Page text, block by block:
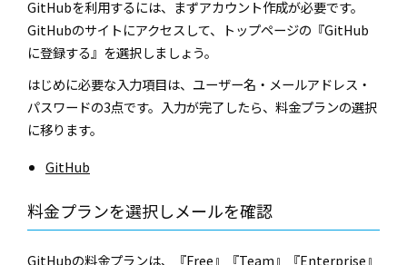
GitHubを利用するには、まずアカウント作成が必要です。
GitHubのサイトにアクセスして、トップページの『GitHub
に登録する』を選択しましょう。
はじめに必要な入力項目は、ユーザー名・メールアドレス・
パスワードの3点です。入力が完了したら、料金プランの選択
に移ります。
GitHub
料金プランを選択しメールを確認
GitHubの料金プランは、『Free』『Team』『Enterprise』